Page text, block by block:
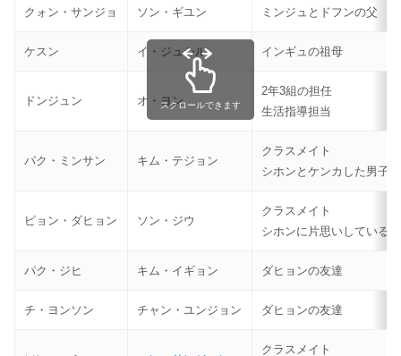
クォン・サンジョ ソン・ギユン ミンジュとドフンの父
ケスン イ・ジュシル インギュの祖母
ドンジュン オ・ヨン
2年3組の担任
生活指導担当
パク・ミンサン キム・テジョン
クラスメイト
シホンとケンカした男子
ピョン・ダヒョン ソン・ジウ
クラスメイト
シホンに片思いしている
パク・ジヒ キム・イギョン ダヒョンの友達
チ・ヨンソン チャン・ユンジョン ダヒョンの友達
クラスメイト
スクロールできます